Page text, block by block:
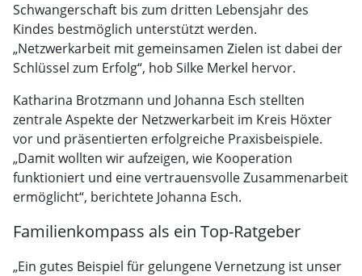
Schwangerschaft bis zum dritten Lebensjahr des
Kindes bestmöglich unterstützt werden.
„Netzwerkarbeit mit gemeinsamen Zielen ist dabei der
Schlüssel zum Erfolg“, hob Silke Merkel hervor.
Katharina Brotzmann und Johanna Esch stellten
zentrale Aspekte der Netzwerkarbeit im Kreis Höxter
vor und präsentierten erfolgreiche Praxisbeispiele.
„Damit wollten wir aufzeigen, wie Kooperation
funktioniert und eine vertrauensvolle Zusammenarbeit
ermöglicht“, berichtete Johanna Esch.
Familienkompass als ein Top-Ratgeber
„Ein gutes Beispiel für gelungene Vernetzung ist unser